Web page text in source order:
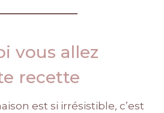
vous allez
recette
est si irrésistible, c’est